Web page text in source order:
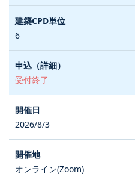
6
受付終了
2026/8/3
オンライン(Zoom)